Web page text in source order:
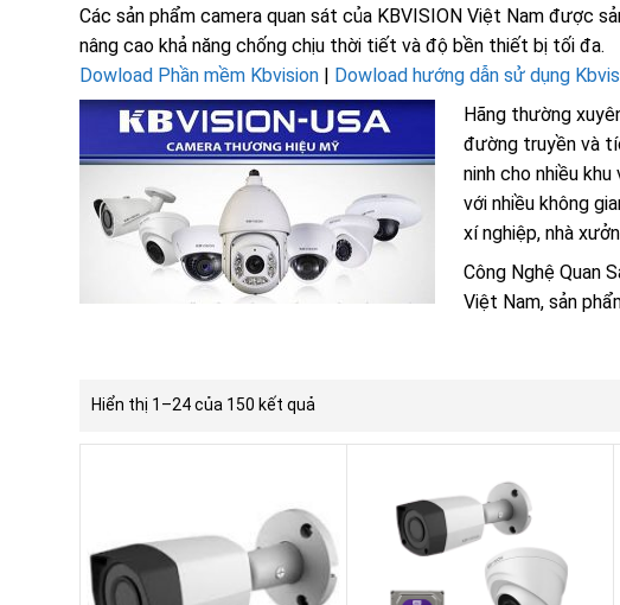
Các sản phẩm camera quan sát của KBVISION Việt Nam được
nâng cao khả năng chống chịu thời tiết và độ bền thiết bị tối đa.
Dowload Phần mềm Kbvision | Dowload hướng dẫn sử dụng
Hãng thường
đường truyền và
ninh cho nhiều
với nhiều không
xí nghiệp, nhà
Công Nghệ Quan
Việt Nam, sản
Hiển thị 1–24 của 150 kết quả